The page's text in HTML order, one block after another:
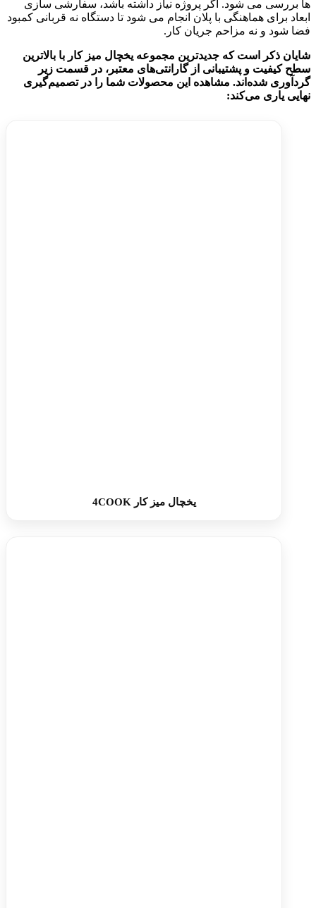
ها بررسی می شود. اگر پروژه نیاز داشته باشد، سفارشی سازی
ابعاد برای هماهنگی با پلان انجام می شود تا دستگاه نه قربانی کمبود
فضا شود و نه مزاحم جریان کار.
شایان ذکر است که جدیدترین مجموعه یخچال میز کار با بالاترین
سطح کیفیت و پشتیبانی از گارانتی‌های معتبر، در قسمت زیر
گردآوری شده‌اند. مشاهده این محصولات شما را در تصمیم‌گیری
نهایی یاری می‌کند:
یخچال میز کار 4COOK